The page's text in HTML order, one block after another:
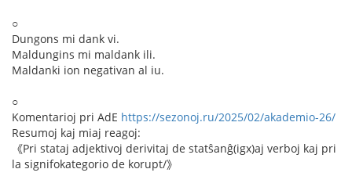
○
Dungons mi dank vi.
Maldungins mi maldank ili.
Maldanki ion negativan al iu.
○
Komentarioj pri AdE https://sezonoj.ru/2025/02/akademio-26/
Resumoj kaj miaj reagoj:
《Pri stataj adjektivoj derivitaj de statŝanĝ(igx)aj verboj kaj pri
la signifokategorio de korupt/》